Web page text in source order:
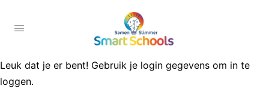
Leuk dat je er bent! Gebruik je login gegevens om in te
loggen.